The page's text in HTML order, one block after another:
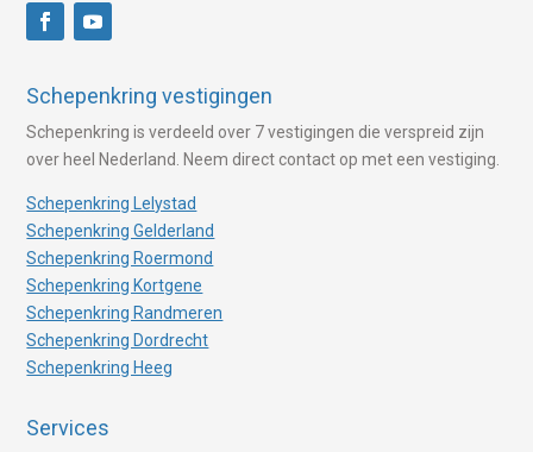
Schepenkring vestigingen
Schepenkring is verdeeld over 7 vestigingen die verspreid zijn
over heel Nederland. Neem direct contact op met een vestiging.
Schepenkring Lelystad
Schepenkring Gelderland
Schepenkring Roermond
Schepenkring Kortgene
Schepenkring Randmeren
Schepenkring Dordrecht
Schepenkring Heeg
Services